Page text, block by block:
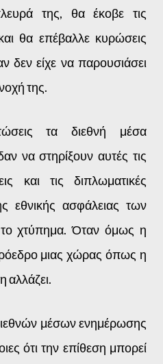
της, θα έκοβε τις
θα επέβαλλε κυρώσεις
δεν είχε να παρουσιάσει
της.
τα διεθνή μέσα
να στηρίξουν αυτές τις
και τις διπλωματικές
εθνικής ασφάλειας των
χτύπημα. Όταν όμως η
μιας χώρας όπως η
αλλάζει.
μέσων ενημέρωσης
ότι την επίθεση μπορεί